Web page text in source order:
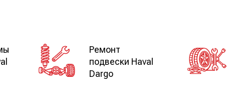
Ремонт
подвески Haval
Dargo